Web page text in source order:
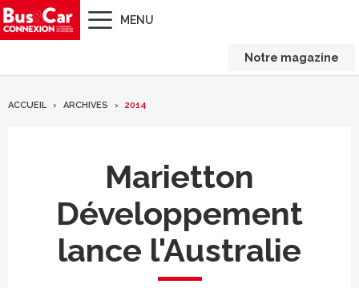
MENU
Notre magazine
ACCUEIL ARCHIVES 2014
Marietton
Développement
lance l'Australie